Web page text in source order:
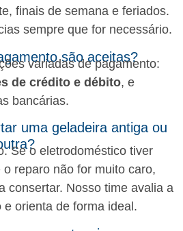
finais de semana e feriados.
sempre que for necessário.
são aceitas?
variadas de pagamento:
de crédito e débito, e
bancárias.
uma geladeira antiga ou
Se o eletrodoméstico tiver
o reparo não for muito caro,
consertar. Nosso time avalia a
orienta de forma ideal.